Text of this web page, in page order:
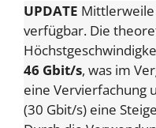
UPDATE
verfügbar. Die
46 Gbit/s, was im
eine Vervierfachung
(30 Gbit/s) eine